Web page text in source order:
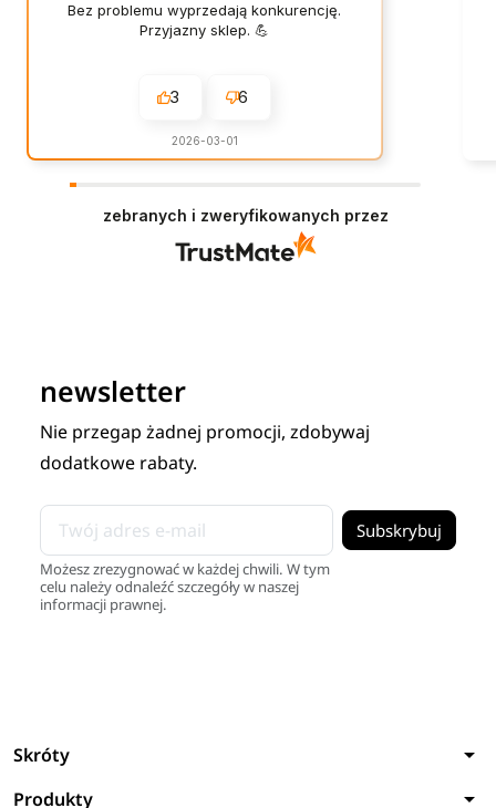
Bez problemu wyprzedają konkurencję.
Przyjazny sklep. 💪
3 6
2026-03-01
zebranych i zweryfikowanych przez
newsletter
Nie przegap żadnej promocji, zdobywaj
dodatkowe rabaty.
Możesz zrezygnować w każdej chwili. W tym
celu należy odnaleźć szczegóły w naszej
informacji prawnej.
Skróty arrow_drop_down
Produkty arrow_drop_down